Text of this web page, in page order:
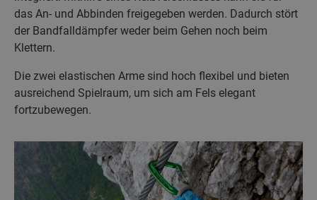
das An- und Abbinden freigegeben werden. Dadurch stört
der Bandfalldämpfer weder beim Gehen noch beim
Klettern.
Die zwei elastischen Arme sind hoch flexibel und bieten
ausreichend Spielraum, um sich am Fels elegant
fortzubewegen.